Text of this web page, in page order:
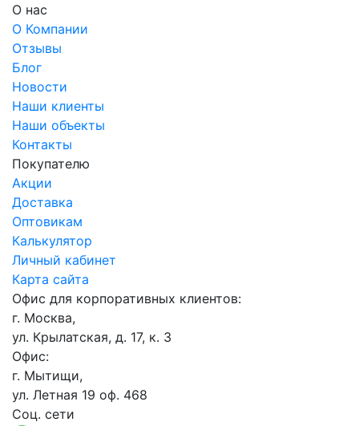
О нас
О Компании
Отзывы
Блог
Новости
Наши клиенты
Наши объекты
Контакты
Покупателю
Акции
Доставка
Оптовикам
Калькулятор
Личный кабинет
Карта сайта
Офис для корпоративных клиентов:
г. Москва,
ул. Крылатская, д. 17, к. 3
Офис:
г. Мытищи,
ул. Летная 19 оф. 468
Соц. сети